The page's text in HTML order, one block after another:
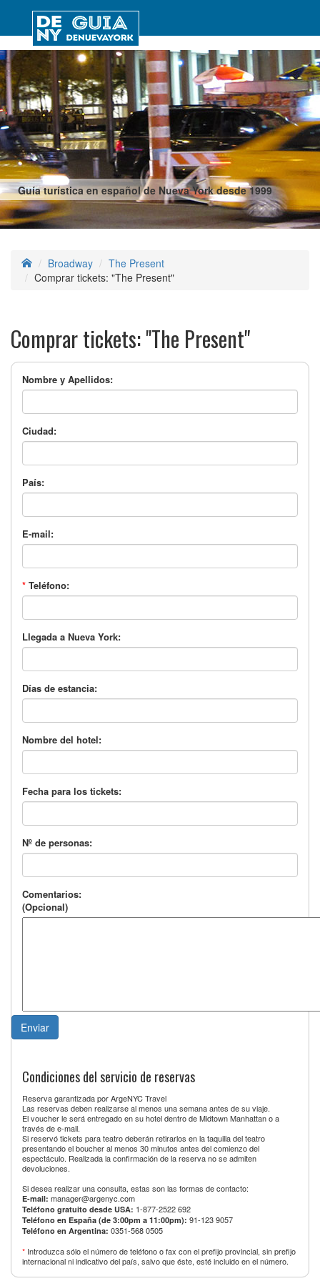
Guía turística en español de Nueva York desde 1999
Broadway
The Present
Comprar tickets: "The Present"
Comprar tickets: "The Present"
Nombre y Apellidos:
Ciudad:
País:
E-mail:
* Teléfono:
Llegada a Nueva York:
Días de estancia:
Nombre del hotel:
Fecha para los tickets:
Nº de personas:
Comentarios:
(Opcional)
Condiciones del servicio de reservas
Reserva garantizada por ArgeNYC Travel
Las reservas deben realizarse al menos una semana antes de su viaje.
El voucher le será entregado en su hotel dentro de Midtown Manhattan o a
través de e-mail.
Si reservó tickets para teatro deberán retirarlos en la taquilla del teatro
presentando el boucher al menos 30 minutos antes del comienzo del
espectáculo. Realizada la confirmación de la reserva no se admiten
devoluciones.
Si desea realizar una consulta, estas son las formas de contacto:
E-mail: manager@argenyc.com
Teléfono gratuito desde USA: 1-877-2522 692
Teléfono en España (de 3:00pm a 11:00pm): 91-123 9057
Teléfono en Argentina: 0351-568 0505
* Introduzca sólo el número de teléfono o fax con el prefijo provincial, sin prefijo
internacional ni indicativo del país, salvo que éste, esté incluido en el número.